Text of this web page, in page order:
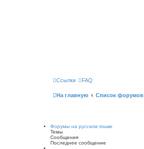
Ссылки FAQ
На главную Список форумов
Форумы на русском языке
Темы
Сообщения
Последнее сообщение